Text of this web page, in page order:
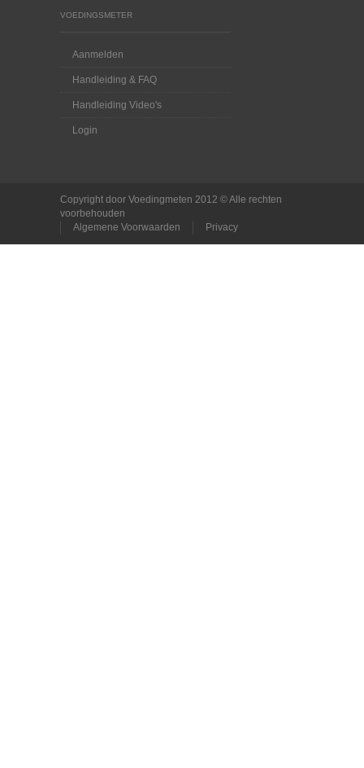
VOEDINGSMETER
Aanmelden
Handleiding & FAQ
Handleiding Video's
Login
Copyright door Voedingmeten 2012 © Alle rechten
voorbehouden
Algemene Voorwaarden
Privacy